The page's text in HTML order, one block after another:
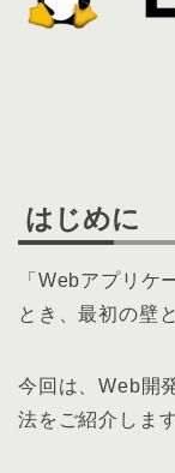
はじめに
「Webアプリケ
とき、最初の壁
今回は、Web開
法をご紹介します